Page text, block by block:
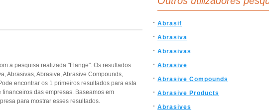
a pesquisa realizada "Flange". Os resultados
Abrasivas, Abrasive, Abrasive Compounds,
encontrar os 1 primeiros resultados para esta
das empresas. Baseamos em
para mostrar esses resultados.
Abrasif
Abrasiva
Abrasivas
Abrasive
Abrasive Compounds
Abrasive Products
Abrasives